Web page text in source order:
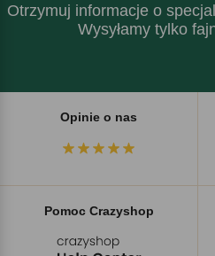
Otrzymuj informacje o
Wysyłamy tylko
Opinie o nas
Pomoc Crazyshop